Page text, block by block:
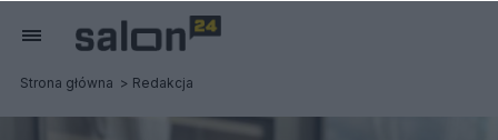
Strona główna Redakcja